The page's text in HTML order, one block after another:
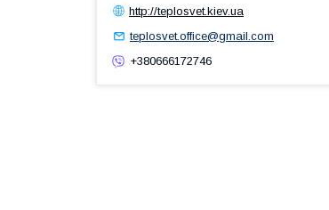
http://teplosvet.kiev.ua
teplosvet.office@gmail.com
+380666172746